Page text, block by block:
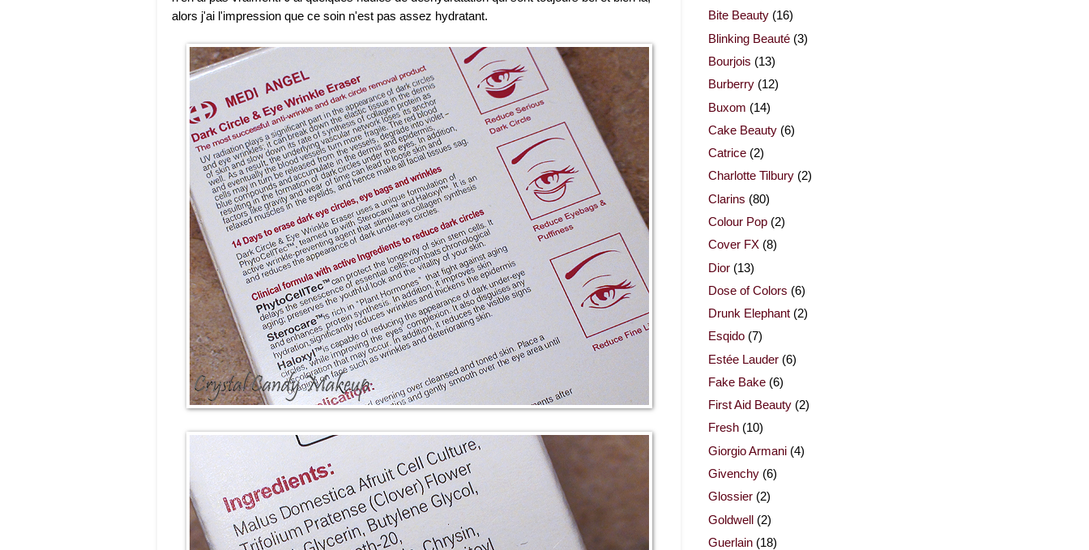
alors j'ai l'impression que ce soin n'est pas assez hydratant.
Bite Beauty (16)
Blinking Beauté (3)
Bourjois (13)
Burberry (12)
Buxom (14)
Cake Beauty (6)
Catrice (2)
Charlotte Tilbury (2)
Clarins (80)
Colour Pop (2)
Cover FX (8)
Dior (13)
Dose of Colors (6)
Drunk Elephant (2)
Esqido (7)
Estée Lauder (6)
Fake Bake (6)
First Aid Beauty (2)
Fresh (10)
Giorgio Armani (4)
Givenchy (6)
Glossier (2)
Goldwell (2)
Guerlain (18)